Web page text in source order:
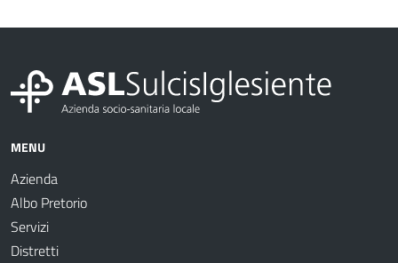
MENU
Azienda
Albo Pretorio
Servizi
Distretti